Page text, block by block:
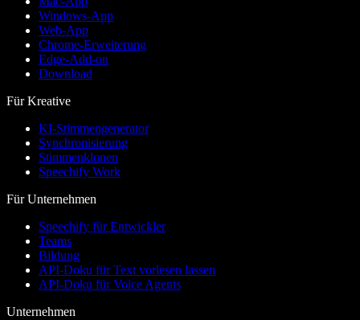
Windows-App
Web-App
Chrome-Erweiterung
Edge-Add-on
Download
Für Kreative
KI-Stimmengenerator
Synchronisierung
Stimmenklonen
Speechify Work
Für Unternehmen
Speechify für Entwickler
Teams
Bildung
API-Doku für Text vorlesen lassen
API-Doku für Voice Agents
Unternehmen